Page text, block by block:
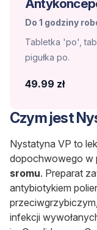
Do 1 godziny
Tabletka 'po',
pigułka po.
49.99 zł
Czym jest
Nystatyna VP to
dopochwowego w
sromu. Preparat
antybiotykiem
infekcji